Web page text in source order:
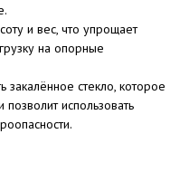
и вес, что упрощает
на опорные
закалённое стекло, которое
использовать